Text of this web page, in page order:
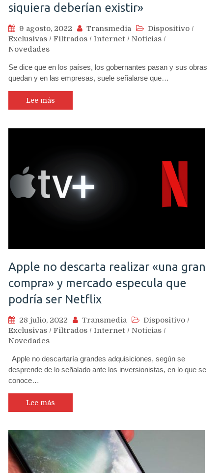
siquiera deberían existir»
9 agosto, 2022 Transmedia Dispositivo /
Exclusivas / Filtrados / Internet / Noticias /
Novedades
Se dice que en los países, los gobernantes pasan y sus obras
quedan y en las empresas, suele señalarse que…
Lee más
Apple no descarta realizar «una gran
compra» y mercado especula que
podría ser Netflix
28 julio, 2022 Transmedia Dispositivo /
Exclusivas / Filtrados / Internet / Noticias /
Novedades
Apple no descartaría grandes adquisiciones, según se
desprende de lo señalado ante los inversionistas, en lo que se
conoce…
Lee más